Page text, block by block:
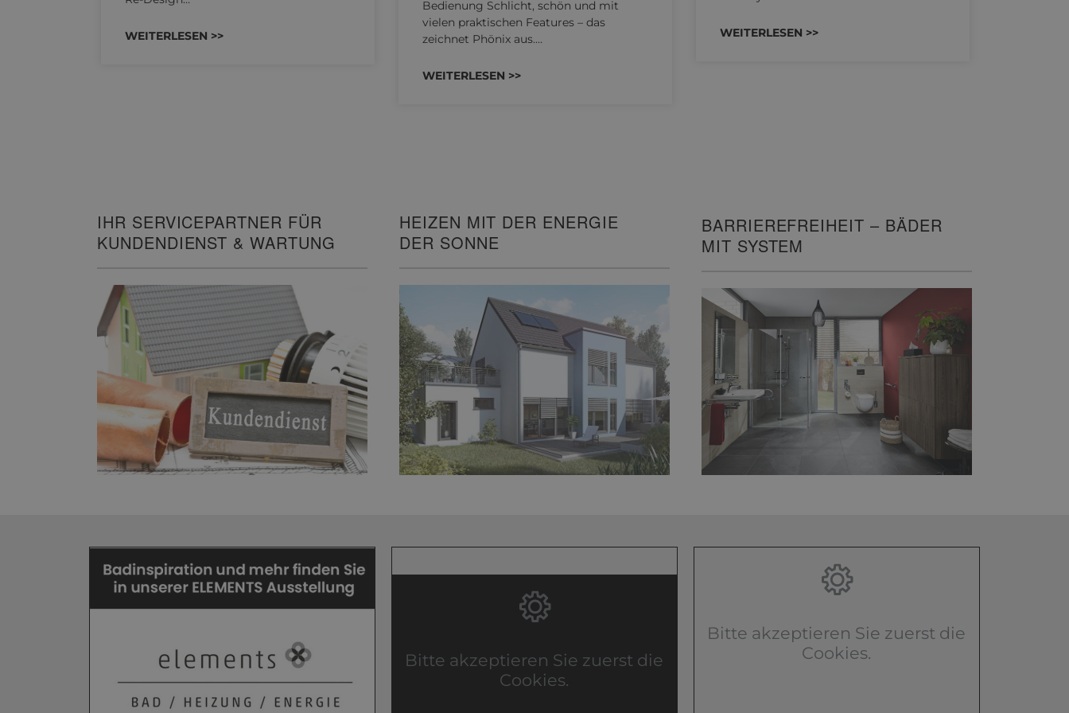
WEITERLESEN >>
Bedienung Schlicht, schön und mit
vielen praktischen Features – das
zeichnet Phönix aus.…
WEITERLESEN >>
WEITERLESEN >>
IHR SERVICEPARTNER FÜR
KUNDENDIENST & WARTUNG
HEIZEN MIT DER ENERGIE
DER SONNE
BARRIEREFREIHEIT – BÄDER
MIT SYSTEM
Bitte akzeptieren Sie zuerst die
Cookies.
Bitte akzeptieren Sie zuerst die
Cookies.